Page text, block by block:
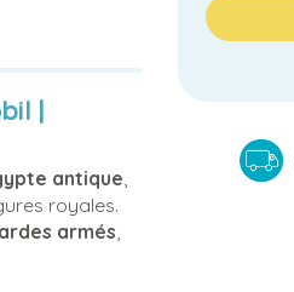
|
antique,
royales.
armés,